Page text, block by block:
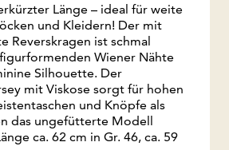
Länge – ideal für weite
und Kleidern! Der mit
Reverskragen ist schmal
Wiener Nähte
Silhouette. Der
mit Viskose sorgt für hohen
und Knöpfe als
das ungefütterte Modell
ca. 62 cm in Gr. 46, ca. 59